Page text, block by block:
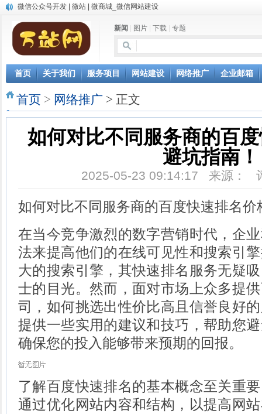
微信公众号开发 | 微站 | 微商城_微信网站建设
网站自动发布文章，AI写作软件让网站推广更轻松
微信小程序开发
新闻 图片 下载 专题
首页 关于我们 服务项目 网站建设 网络推广 企业邮箱
首页 > 网络推广 > 正文
如何对比不同服务商的百
避坑指南！
2025-05-23 09:14:17 来源：
如何对比不同服务商的百度快速排名价
在当今竞争激烈的数字营销时代，企
法来提高他们的在线可见性和搜索引
大的搜索引擎，其快速排名服务无疑
士的目光。然而，面对市场上众多提
司，如何挑选出性价比高且信誉良好
提供一些实用的建议和技巧，帮助您
确保您的投入能够带来预期的回报。
了解百度快速排名的基本概念至关重
通过优化网站内容和结构，以提高网